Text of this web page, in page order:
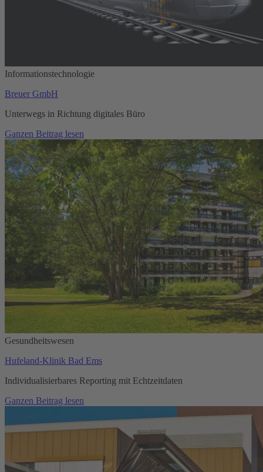
Informationstechnologie
Breuer GmbH
Unterwegs in Richtung digitales Büro
Ganzen Beitrag lesen
Gesundheitswesen
Hufeland-Klinik Bad Ems
Individualisierbares Reporting mit Echtzeitdaten
Ganzen Beitrag lesen